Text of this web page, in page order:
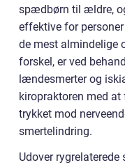
spædbørn til ældre,
effektive for
de mest almindelige
forskel, er ved
lændesmerter og
kiropraktoren med
trykket mod
smertelindring.
Udover